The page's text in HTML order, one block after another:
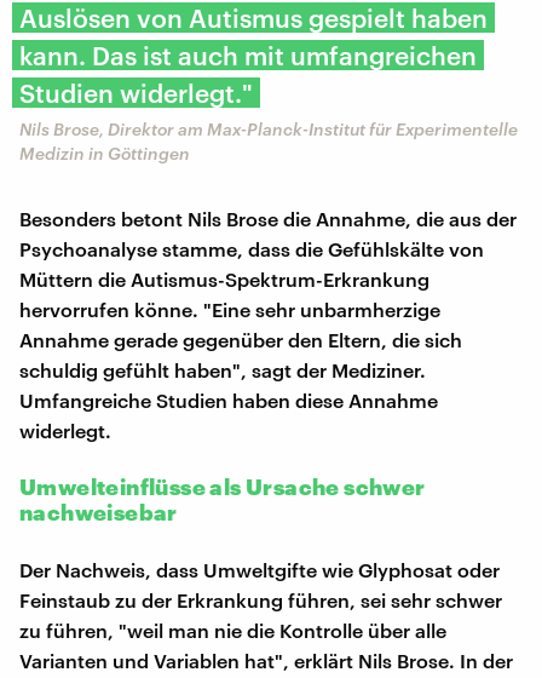
Auslösen von Autismus gespielt haben
kann. Das ist auch mit umfangreichen
Studien widerlegt."
Nils Brose, Direktor am Max-Planck-Institut für Experimentelle
Medizin in Göttingen
Besonders betont Nils Brose die Annahme, die aus der
Psychoanalyse stamme, dass die Gefühlskälte von
Müttern die Autismus-Spektrum-Erkrankung
hervorrufen könne. "Eine sehr unbarmherzige
Annahme gerade gegenüber den Eltern, die sich
schuldig gefühlt haben", sagt der Mediziner.
Umfangreiche Studien haben diese Annahme
widerlegt.
Umwelteinflüsse als Ursache schwer
nachweisebar
Der Nachweis, dass Umweltgifte wie Glyphosat oder
Feinstaub zu der Erkrankung führen, sei sehr schwer
zu führen, "weil man nie die Kontrolle über alle
Varianten und Variablen hat", erklärt Nils Brose. In der